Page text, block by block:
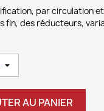
par circulation
fin, des réducteurs,
AU PANIER